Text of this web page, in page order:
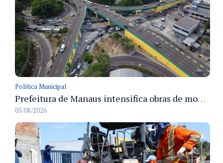
Política Municipal
Prefeitura de Manaus intensifica obras de modernização no viaduto Miguel Arraes para ampliar segurança e acessibilidade na região
05/08/2026